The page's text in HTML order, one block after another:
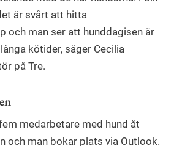
är svårt att hitta
och man ser att hunddagisen är
kötider, säger Cecilia
på Tre.
medarbetare med hund åt
och man bokar plats via Outlook.